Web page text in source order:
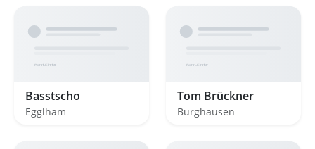
Basstscho
Egglham
Tom Brückner
Burghausen